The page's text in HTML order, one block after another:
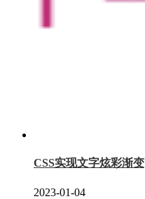
CSS实现文字炫彩渐变
2023-01-04